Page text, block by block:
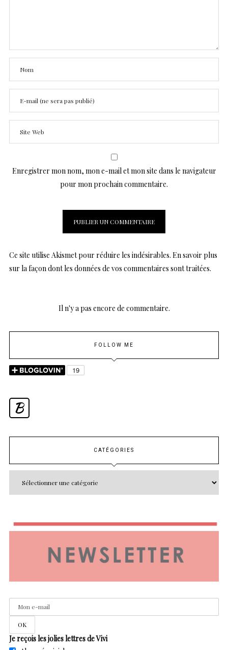
Enregistrer mon nom, mon e-mail et mon site dans le navigateur
pour mon prochain commentaire.
Ce site utilise Akismet pour réduire les indésirables. En savoir plus
sur la façon dont les données de vos commentaires sont traitées.
Il n'y a pas encore de commentaire.
FOLLOW ME
B
CATÉGORIES
Je reçois les jolies lettres de Vivi